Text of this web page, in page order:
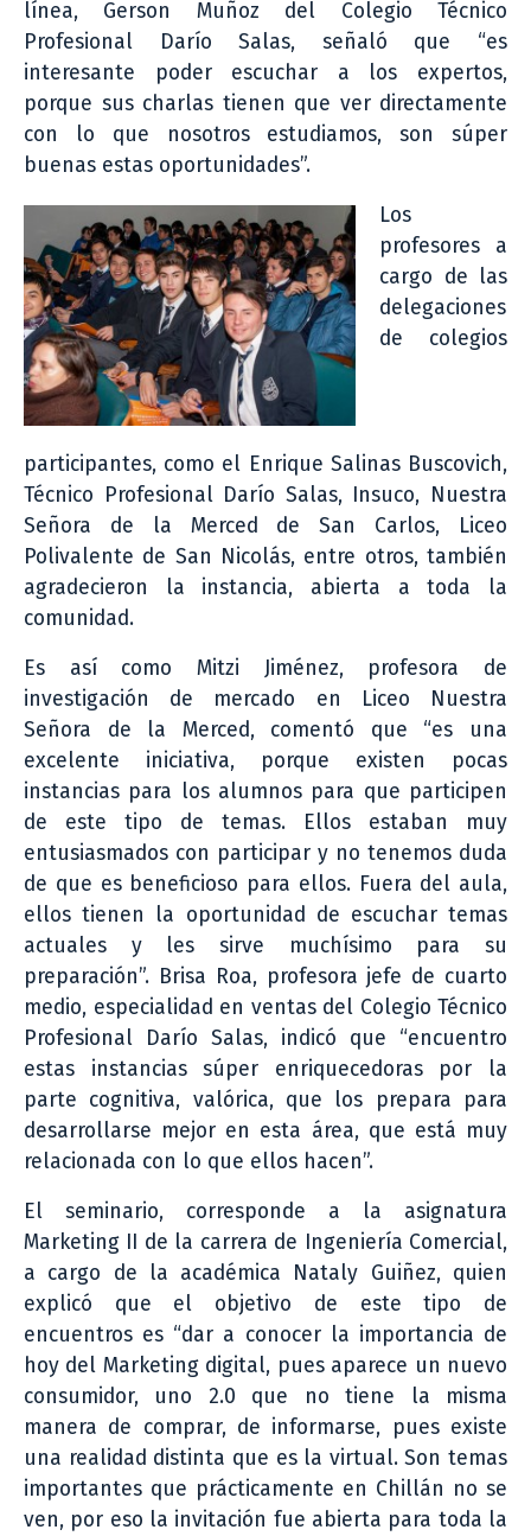
línea, Gerson Muñoz del Colegio Técnico
Profesional Darío Salas, señaló que “es
interesante poder escuchar a los expertos,
porque sus charlas tienen que ver directamente
con lo que nosotros estudiamos, son súper
buenas estas oportunidades”.
Los
profesores a
cargo de las
delegaciones
de colegios
participantes, como el Enrique Salinas Buscovich,
Técnico Profesional Darío Salas, Insuco, Nuestra
Señora de la Merced de San Carlos, Liceo
Polivalente de San Nicolás, entre otros, también
agradecieron la instancia, abierta a toda la
comunidad.
Es así como Mitzi Jiménez, profesora de
investigación de mercado en Liceo Nuestra
Señora de la Merced, comentó que “es una
excelente iniciativa, porque existen pocas
instancias para los alumnos para que participen
de este tipo de temas. Ellos estaban muy
entusiasmados con participar y no tenemos duda
de que es beneficioso para ellos. Fuera del aula,
ellos tienen la oportunidad de escuchar temas
actuales y les sirve muchísimo para su
preparación”. Brisa Roa, profesora jefe de cuarto
medio, especialidad en ventas del Colegio Técnico
Profesional Darío Salas, indicó que “encuentro
estas instancias súper enriquecedoras por la
parte cognitiva, valórica, que los prepara para
desarrollarse mejor en esta área, que está muy
relacionada con lo que ellos hacen”.
El seminario, corresponde a la asignatura
Marketing II de la carrera de Ingeniería Comercial,
a cargo de la académica Nataly Guiñez, quien
explicó que el objetivo de este tipo de
encuentros es “dar a conocer la importancia de
hoy del Marketing digital, pues aparece un nuevo
consumidor, uno 2.0 que no tiene la misma
manera de comprar, de informarse, pues existe
una realidad distinta que es la virtual. Son temas
importantes que prácticamente en Chillán no se
ven, por eso la invitación fue abierta para toda la